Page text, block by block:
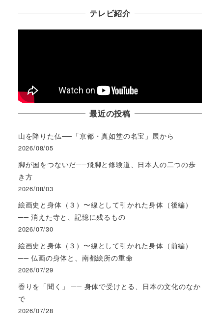
テレビ紹介
最近の投稿
山を降りた仏──「京都・真如堂の名宝」展から
2026/08/05
脚が国をつないだ──飛脚と修験道、日本人の二つの歩
き方
2026/08/03
絵画史と身体（３）〜線として引かれた身体（後編）
── 消えた寺と、記憶に残るもの
2026/07/30
絵画史と身体（３）〜線として引かれた身体（前編）
── 仏画の身体と、南都絵所の重命
2026/07/29
香りを「聞く」 ── 身体で受けとる、日本の文化のなか
で
2026/07/28